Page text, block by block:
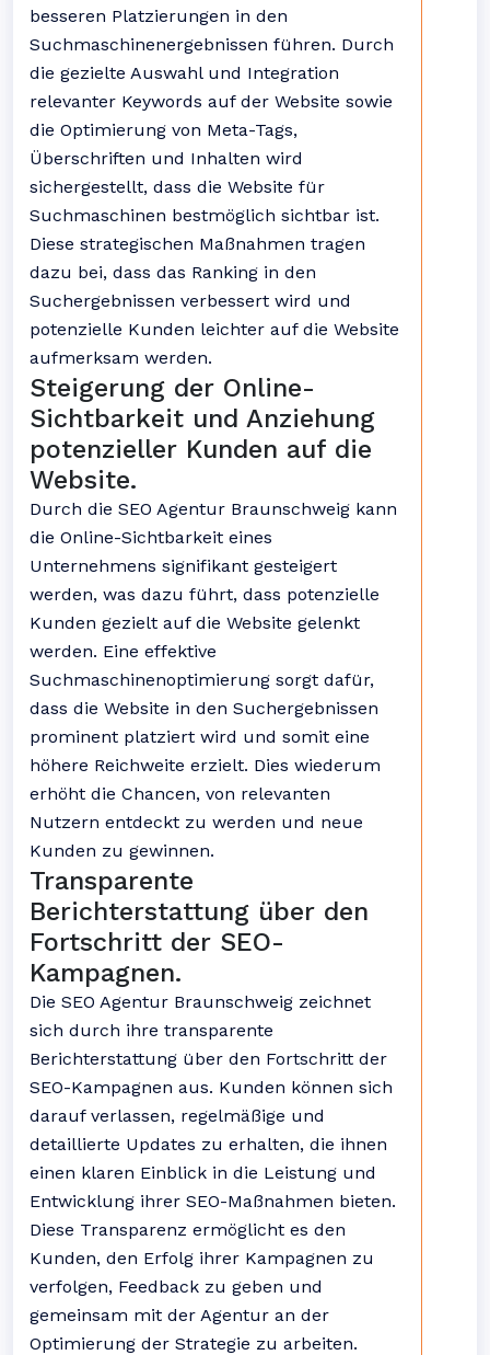
besseren Platzierungen in den
Suchmaschinenergebnissen führen. Durch
die gezielte Auswahl und Integration
relevanter Keywords auf der Website sowie
die Optimierung von Meta-Tags,
Überschriften und Inhalten wird
sichergestellt, dass die Website für
Suchmaschinen bestmöglich sichtbar ist.
Diese strategischen Maßnahmen tragen
dazu bei, dass das Ranking in den
Suchergebnissen verbessert wird und
potenzielle Kunden leichter auf die Website
aufmerksam werden.
Steigerung der Online-
Sichtbarkeit und Anziehung
potenzieller Kunden auf die
Website.
Durch die SEO Agentur Braunschweig kann
die Online-Sichtbarkeit eines
Unternehmens signifikant gesteigert
werden, was dazu führt, dass potenzielle
Kunden gezielt auf die Website gelenkt
werden. Eine effektive
Suchmaschinenoptimierung sorgt dafür,
dass die Website in den Suchergebnissen
prominent platziert wird und somit eine
höhere Reichweite erzielt. Dies wiederum
erhöht die Chancen, von relevanten
Nutzern entdeckt zu werden und neue
Kunden zu gewinnen.
Transparente
Berichterstattung über den
Fortschritt der SEO-
Kampagnen.
Die SEO Agentur Braunschweig zeichnet
sich durch ihre transparente
Berichterstattung über den Fortschritt der
SEO-Kampagnen aus. Kunden können sich
darauf verlassen, regelmäßige und
detaillierte Updates zu erhalten, die ihnen
einen klaren Einblick in die Leistung und
Entwicklung ihrer SEO-Maßnahmen bieten.
Diese Transparenz ermöglicht es den
Kunden, den Erfolg ihrer Kampagnen zu
verfolgen, Feedback zu geben und
gemeinsam mit der Agentur an der
Optimierung der Strategie zu arbeiten.